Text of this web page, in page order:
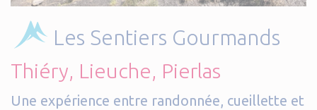
Les Sentiers Gourmands
Thiéry, Lieuche, Pierlas
Une expérience entre randonnée, cueillette et